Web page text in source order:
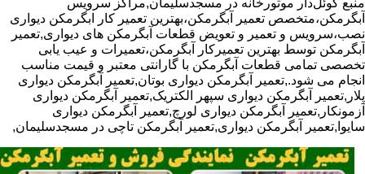
آبگرمکن،متخصص تعمیر آبگرمکن،بهترین تعمیر کار ابگرمکن دیواری
نصب،سرویس و تعمیر و تعویض قطعات آبگرمکن های دیواری,تعمیر
آبگرمکن توسط بهترین تعمیرکار آبگرمکن،تعمیرات و عیب یابی
تخصصی تمامی قطعات آبگرمکن با گارانتی معتبر و قیمت مناسب
انجام می شود.,تعمیر آبگرمکن دیواری بوتان,تعمیر آبگرمکن دیواری
پلار,تعمیر آبگرمکن دیواری سپهر الکتریک,تعمیر آبگرمکن دیواری
آزمونکار,تعمیر آبگرمکن دیواری لورچ,تعمیر آبگرمکن دیواری
سایوا,تعمیر آبگرمکن دیواری,تعمیر آبگرمکن تاچی در مسجدسلیمان,